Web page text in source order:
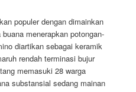
populer dengan dimainkan
menerapkan potongan-
diartikan sebagai keramik
rendah terminasi bujur
memasuki 28 warga
substansial sedang mainan